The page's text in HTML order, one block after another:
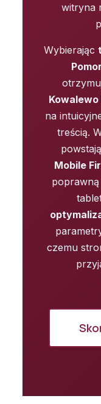
witryna
Wybierając
na
treścią.
Mobile
poprawną
czemu